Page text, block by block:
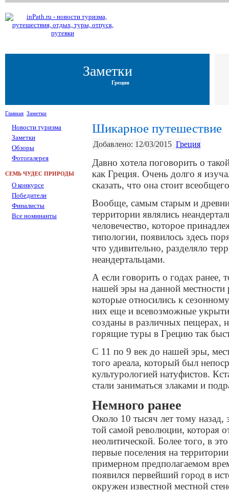
Заметки
Греция
Главная Заметки
Новости туризма
Заметки
Обзоры
Фотогалерея
СЕМЬ ЧУДЕС ПРИРОДЫ
О конкурсе
Победители
Финалисты
Все номинанты
Шикарное путешествие
Добавлено: 12/03/2015 Греция
Давно хотела поговорить о
как Греция. Очень долго я
сказать, что она стоит
Вообще, самым старым и
территории являлись
человечество, которое
типологии, появилось здесь
что удивительно, разделяло
неандертальцами.
А если говорить о годах ранее,
нашей эры на данной местности
которые относились к
них еще и всевозможные
созданы в различных пещерах,
горящие туры в Грецию так
С 11 по 9 век до нашей эры,
того ареала, который был
культурологией натуфистов.
стали заниматься злаками и
Немного ранее
Около 10 тысяч лет тому назад,
той самой революции, которая
неолитической. Более того, в
первые поселения на
примерном предполагаемом
появился первейший город в
окружен известной местной